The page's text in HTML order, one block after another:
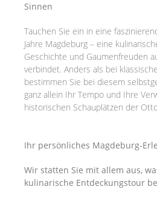
Sinnen
Tauchen Sie ein in eine
Jahre Magdeburg – eine
Geschichte und Gaumenfreuden
verbindet. Anders als bei
bestimmen Sie bei diesem
ganz allein Ihr Tempo und Ihre
historischen Schauplätzen der
Ihr persönliches Magdeburg-
Wir statten Sie mit allem aus,
kulinarische Entdeckungstour